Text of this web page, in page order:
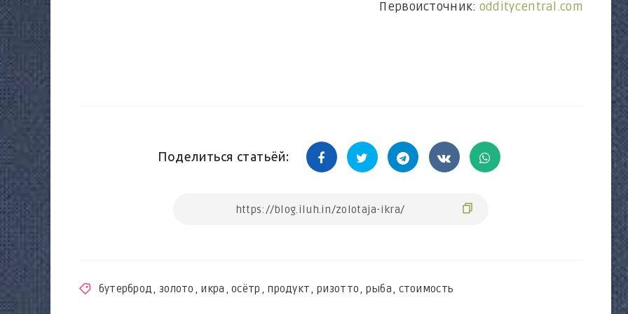
Первоисточник: odditycentral.com
Поделиться статьёй:
бутерброд, золото , икра ,осётр , продукт, ризотто, рыба, стоимость